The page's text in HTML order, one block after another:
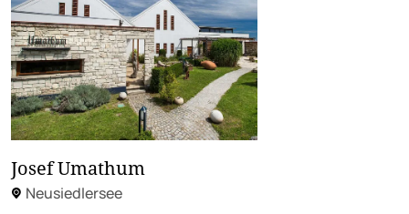
Josef Umathum
Neusiedlersee